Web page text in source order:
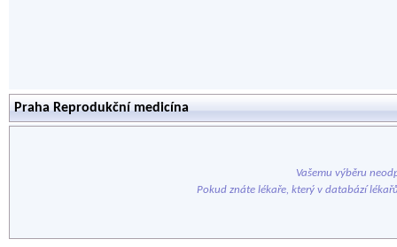
Praha Reprodukční medicína
Vašemu výběru
Pokud znáte lékaře, který v databází